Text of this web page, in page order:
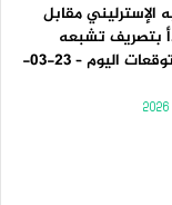
الإسترليني مقابل
بتصريف تشبعه
البيعي – توقعات اليوم – 23-03-